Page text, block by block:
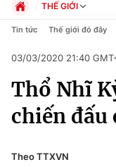
Chuyên mục
Chính trị
THẾ GIỚI
Chính trị
Pháp luật
Kinh tế
Thể thao
Truyền hình
Y tế
Tin tức Thế giới đó đây
03/03/2020 21:40
Thổ Nhĩ
chiến đấu
Theo TTXVN